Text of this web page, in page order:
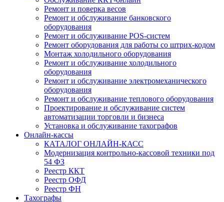
Ремонт и поверка весов
Ремонт и обслуживание банковского
оборудования
Ремонт и обслуживание POS-систем
Ремонт оборудования для работы со штрих-кодом
Монтаж холодильного оборудования
Ремонт и обслуживание холодильного
оборудования
Ремонт и обслуживание электромеханического
оборудования
Ремонт и обслуживание теплового оборудования
Проектирование и обслуживание систем
автоматизации торговли и бизнеса
Установка и обслуживание тахографов
Онлайн-кассы
КАТАЛОГ ОНЛАЙН-КАСС
Модернизация контрольно-кассовой техники под
54 ФЗ
Реестр ККТ
Реестр ОФД
Реестр ФН
Тахографы